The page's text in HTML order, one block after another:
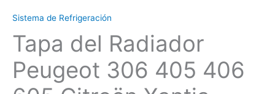
Sistema de Refrigeración
Tapa del Radiador
Peugeot 306 405 406